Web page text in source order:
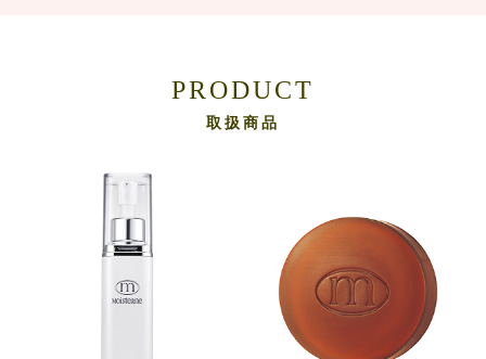
PRODUCT
取扱商品